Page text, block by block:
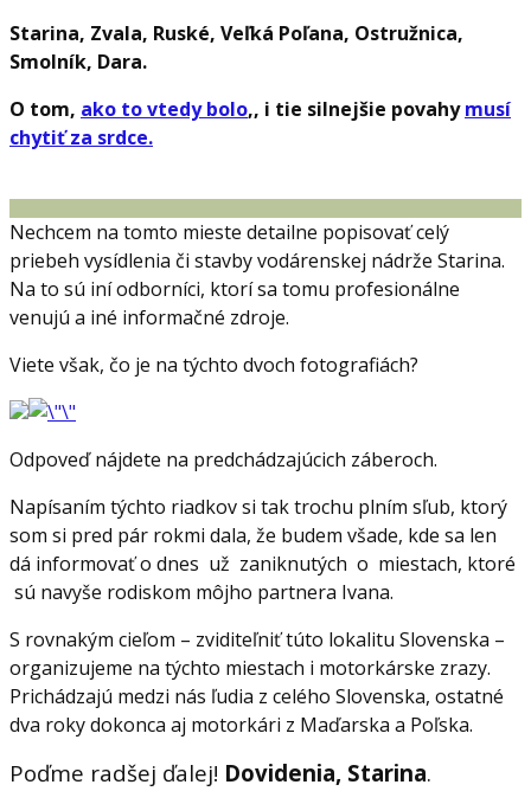
Starina, Zvala, Ruské, Veľká Poľana, Ostružnica,
Smolník, Dara.
O tom, ako to vtedy bolo,, i tie silnejšie povahymusí
chytiť za srdce.
Nechcem na tomto mieste detailne popisovať celý
priebeh vysídlenia či stavby vodárenskej nádrže Starina.
Na to sú iní odborníci, ktorí sa tomu profesionálne
venujú a iné informačné zdroje.
Viete však, čo je na týchto dvoch fotografiách?
Odpoveď nájdete na predchádzajúcich záberoch.
Napísaním týchto riadkov si tak trochu plním sľub, ktorý
som si pred pár rokmi dala, že budem všade, kde sa len
dá informovať o dnes už zaniknutých o miestach, ktoré
sú navyše rodiskom môjho partnera Ivana.
S rovnakým cieľom – zviditeľniť túto lokalitu Slovenska –
organizujeme na týchto miestach i motorkárske zrazy.
Prichádzajú medzi nás ľudia z celého Slovenska, ostatné
dva roky dokonca aj motorkári z Maďarska a Poľska.
Poďme radšej ďalej! Dovidenia, Starina.